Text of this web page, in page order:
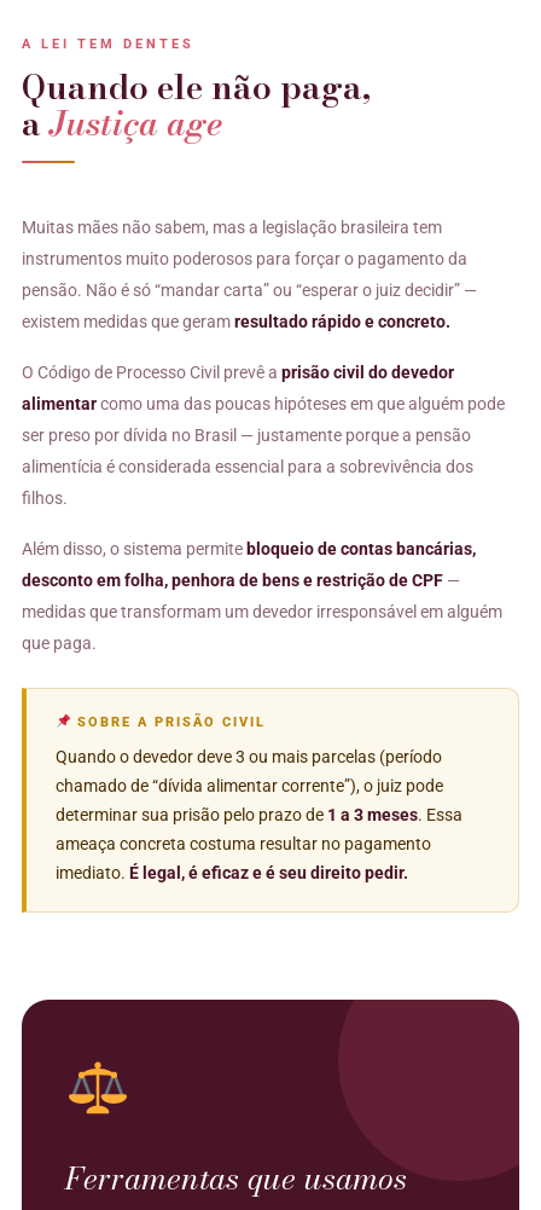
A LEI TEM DENTES
Quando ele não paga,
aJustiça age
Muitas mães não sabem, mas a legislação brasileira tem
instrumentos muito poderosos para forçar o pagamento da
pensão. Não é só “mandar carta” ou “esperar o juiz decidir” —
existem medidas que geramresultado rápido e concreto.
O Código de Processo Civil prevê a prisão civil do devedor
alimentarcomo uma das poucas hipóteses em que alguém pode
ser preso por dívida no Brasil — justamente porque a pensão
alimentícia é considerada essencial para a sobrevivência dos
filhos.
Além disso, o sistema permite bloqueio de contas bancárias,
desconto em folha, penhora de bens e restrição de CPF —
medidas que transformam um devedor irresponsável em alguém
que paga.
SOBRE A PRISÃO CIVIL
Quando o devedor deve 3 ou mais parcelas (período
chamado de “dívida alimentar corrente”), o juiz pode
determinar sua prisão pelo prazo de 1 a 3 meses. Essa
ameaça concreta costuma resultar no pagamento
imediato. É legal, é eficaz e é seu direito pedir.
Ferramentas que usamos